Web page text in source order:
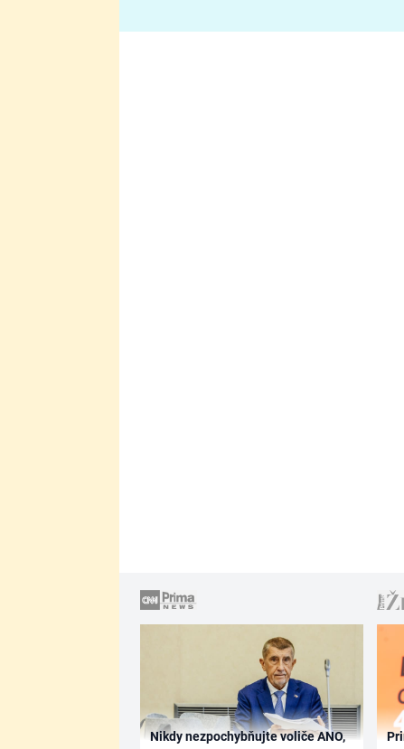
Nikdy nezpochybňujte voliče ANO,